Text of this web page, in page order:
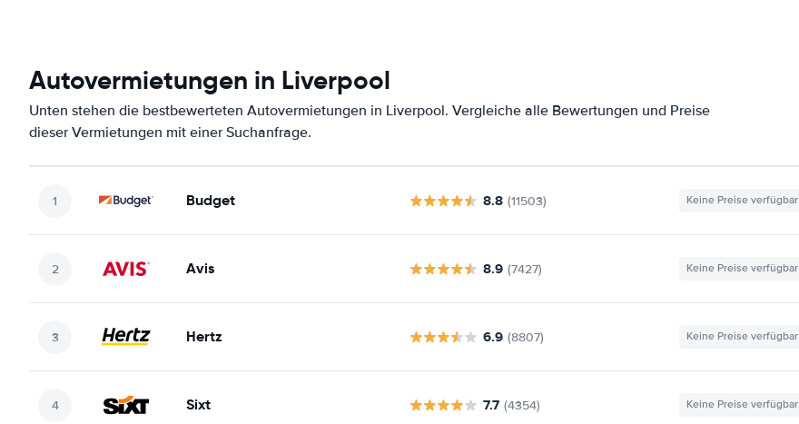
Autovermietungen in Liverpool
Unten stehen die bestbewerteten Autovermietungen in Liverpool. Vergleiche alle Bewertungen und Preise
dieser Vermietungen mit einer Suchanfrage.
Budget 8.8 (11503) Keine Preise verfügbar
Avis 8.9 (7427) Keine Preise verfügbar
Hertz 6.9 (8807) Keine Preise verfügbar
Sixt 7.7 (4354) Keine Preise verfügbar